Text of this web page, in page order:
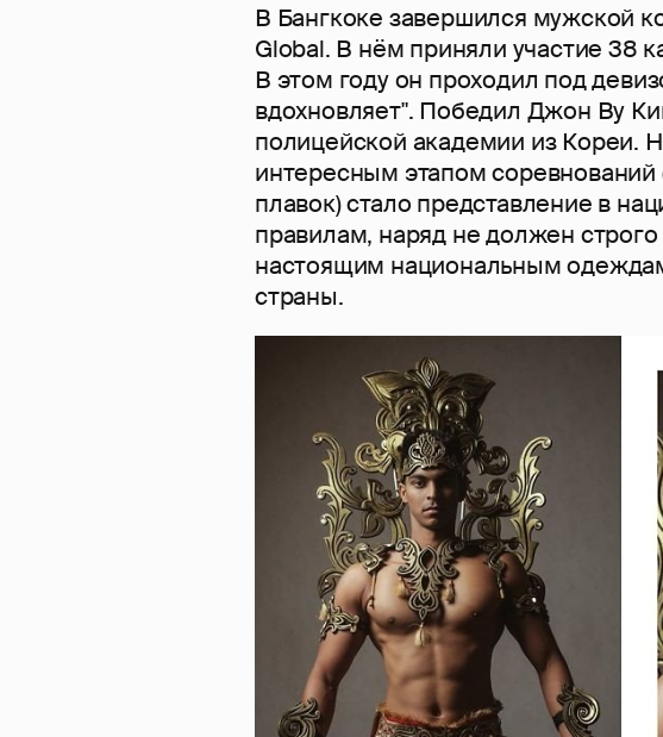
В Бангкоке завершился мужской
Global. В нём приняли участие 38
В этом году он проходил под
вдохновляет". Победил Джон Ву
полицейской академии из Кореи.
интересным этапом соревнований
плавок) стало представление в
правилам, наряд не должен строго
настоящим национальным
страны.